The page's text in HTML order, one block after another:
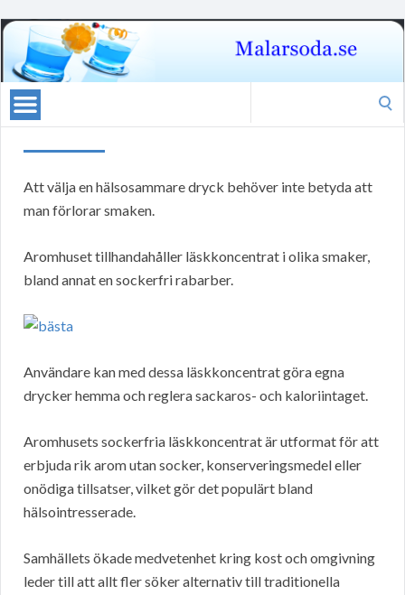
Att välja en hälsosammare dryck behöver inte betyda att
man förlorar smaken.
Aromhuset tillhandahåller läskkoncentrat i olika smaker,
bland annat en sockerfri rabarber.
Användare kan med dessa läskkoncentrat göra egna
drycker hemma och reglera sackaros- och kaloriintaget.
Aromhusets sockerfria läskkoncentrat är utformat för att
erbjuda rik arom utan socker, konserveringsmedel eller
onödiga tillsatser, vilket gör det populärt bland
hälsointresserade.
Samhällets ökade medvetenhet kring kost och omgivning
leder till att allt fler söker alternativ till traditionella